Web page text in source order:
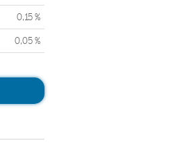
0,15 %
0,05 %